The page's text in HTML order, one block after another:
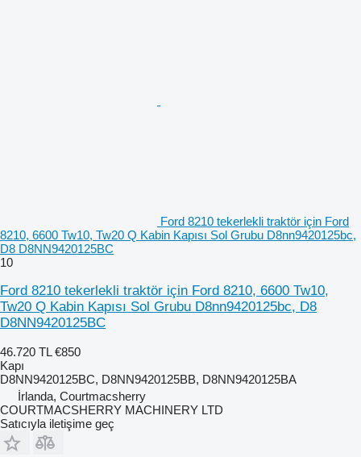
Ford 8210 tekerlekli traktör için Ford
8210, 6600 Tw10, Tw20 Q Kabin Kapısı Sol Grubu D8nn9420125bc,
D8 D8NN9420125BC
10
Ford 8210 tekerlekli traktör için Ford 8210, 6600 Tw10,
Tw20 Q Kabin Kapısı Sol Grubu D8nn9420125bc, D8
D8NN9420125BC
46.720 TL €850
Kapı
D8NN9420125BC, D8NN9420125BB, D8NN9420125BA
İrlanda, Courtmacsherry
COURTMACSHERRY MACHINERY LTD
Satıcıyla iletişime geç